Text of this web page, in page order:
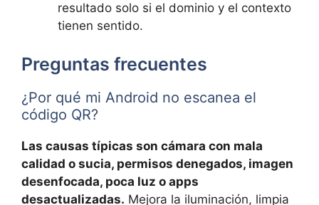
resultado solo si el dominio y el contexto
tienen sentido.
Preguntas frecuentes
¿Por qué mi Android no escanea el
código QR?
Las causas típicas son cámara con mala
calidad o sucia, permisos denegados, imagen
desenfocada, poca luz o apps
desactualizadas. Mejora la iluminación, limpia